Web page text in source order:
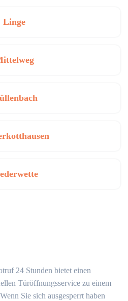
Linge
24 Stunden bietet einen
Türöffnungsservice zu einem
Sie sich ausgesperrt haben